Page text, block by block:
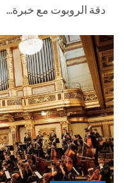
دقة الروبوت مع خبرة...